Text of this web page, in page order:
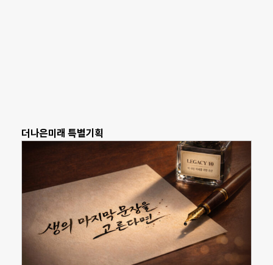
더나은미래 특별기획